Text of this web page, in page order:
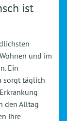
ist
und im
Ein
sorgt täglich
den Alltag
ihre